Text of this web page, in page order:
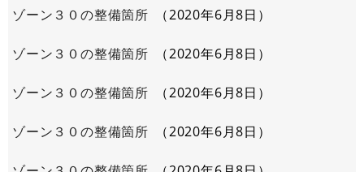
ゾーン３０の整備箇所 2020年6月8日
ゾーン３０の整備箇所 2020年6月8日
ゾーン３０の整備箇所 2020年6月8日
ゾーン３０の整備箇所 2020年6月8日